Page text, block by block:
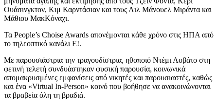
Ουάσινγκτον, Κιμ Καρντάσιαν και τους Λιλ Μάνουελ Μιράντα και
Μάθιου ΜακΚόναχι.
Τα People’s Choise Awards απονέμονται κάθε χρόνο στις ΗΠΑ από
το τηλεοπτικό κανάλι Ε!.
Με παρουσιάστρια την τραγουδίστρια, ηθοποιό Ντέμι Λοβάτο στη
φετινή τελετή συνδυάστηκαν φυσική παρουσία, κοινωνικά
απομακρυσμένες εμφανίσεις από νικητές και παρουσιαστές, καθώς
και ένα «Virtual In-Person» κοινό που βοήθησε να ανακοινώνονται
τα βραβεία όλη τη βραδιά.